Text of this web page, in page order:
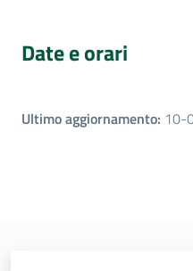
Date e orari
Ultimo aggiornamento: 10-